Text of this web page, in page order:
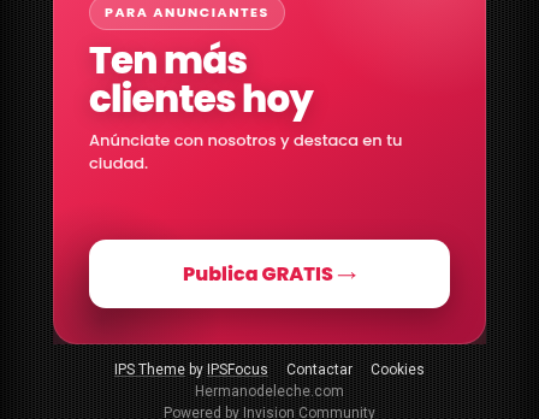
IPS ThemebyIPSFocus Contactar
Cookies
Hermanodeleche.com
Powered by Invision Community